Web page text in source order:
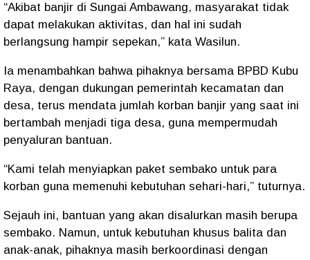
“Akibat banjir di Sungai Ambawang, masyarakat tidak
dapat melakukan aktivitas, dan hal ini sudah
berlangsung hampir sepekan,” kata Wasilun.
Ia menambahkan bahwa pihaknya bersama BPBD Kubu
Raya, dengan dukungan pemerintah kecamatan dan
desa, terus mendata jumlah korban banjir yang saat ini
bertambah menjadi tiga desa, guna mempermudah
penyaluran bantuan.
“Kami telah menyiapkan paket sembako untuk para
korban guna memenuhi kebutuhan sehari-hari,” tuturnya.
Sejauh ini, bantuan yang akan disalurkan masih berupa
sembako. Namun, untuk kebutuhan khusus balita dan
anak-anak, pihaknya masih berkoordinasi dengan